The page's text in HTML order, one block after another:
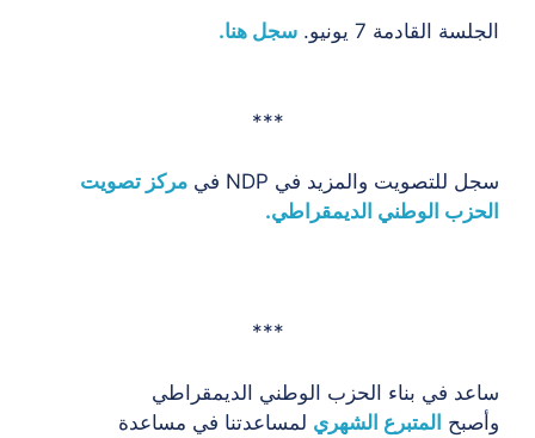
الجلسة القادمة 7 يونيو. سجل هنا.
***
سجل للتصويت والمزيد في NDP في
مركز تصويت
الحزب الوطني الديمقراطي.
***
ساعد في بناء الحزب الوطني الديمقراطي
وأصبح المتبرع الشهري لمساعدتنا في مساعدة